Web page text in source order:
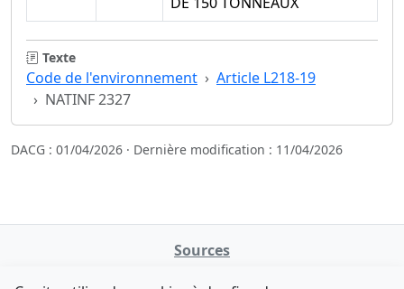
Texte
Code de l'environnement
Article L218-19
NATINF 2327
DACG : 01/04/2026 · Dernière modification : 11/04/2026
Sources